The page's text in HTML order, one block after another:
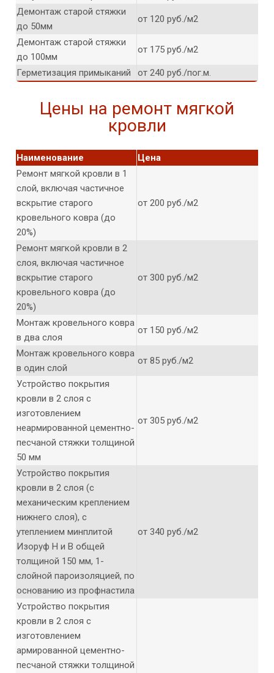
Демонтаж старой стяжки
до 50мм
от 120 руб./м2
Демонтаж старой стяжки
до 100мм
от 175 руб./м2
Герметизация примыканий от 240 руб./пог.м.
Цены на ремонт мягкой
кровли
Наименование
Цена
Ремонт мягкой кровли в 1
слой, включая частичное
вскрытие старого
кровельного ковра (до
20%)
от 200 руб./м2
Ремонт мягкой кровли в 2
слоя, включая частичное
вскрытие старого
кровельного ковра (до
20%)
от 300 руб./м2
Монтаж кровельного ковра
в два слоя
от 150 руб./м2
Монтаж кровельного ковра
в один слой
от 85 руб./м2
Устройство покрытия
кровли в 2 слоя с
изготовлением
неармированной цементно-
песчаной стяжки толщиной
50 мм
от 305 руб./м2
Устройство покрытия
кровли в 2 слоя (с
механическим креплением
нижнего слоя), с
утеплением минплитой
Изоруф Н и В общей
толщиной 150 мм, 1-
слойной пароизоляцией, по
основанию из профнастила
от 340 руб./м2
Устройство покрытия
кровли в 2 слоя с
изготовлением
армированной цементно-
песчаной стяжки толщиной